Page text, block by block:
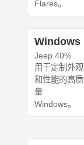
Flares。
Windows
Jeep 40%
用于定制外观
和性能的高质
量
Windows。